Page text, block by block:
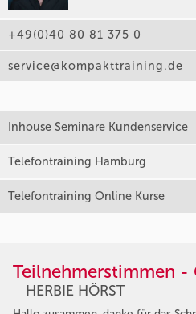
+49(0)40 80 81 375 0
service@kompakttraining.de
Inhouse Seminare Kundenservice
Telefontraining Hamburg
Telefontraining Online Kurse
Teilnehmerstimmen -
HERBIE HÖRST